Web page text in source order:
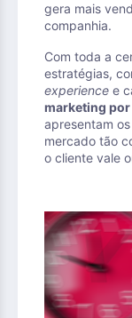
gera mais
companhia.
Com toda a
estratégias,
experience e
marketing
apresentam
mercado tão
o cliente vale